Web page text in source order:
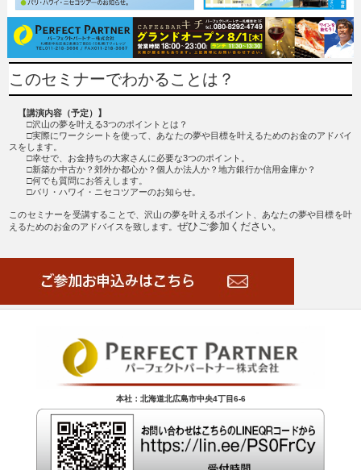
このセミナーでわかることは？
【講演内容（予定）】
□沢山の夢を叶える3つのポイントとは？
□実際にワークシートを使って、あなたの夢や目標を叶えるためのお金のアドバイ
スをします。
□幸せで、お金持ちの大家さんに必要な3つのポイント。
□新築か中古か？郊外か都心か？個人か法人か？地方銀行か信用金庫か？
□何でも質問にお答えします。
□バリ・ハワイ・ニセコツアーのお知らせ。
このセミナーを受講することで、沢山の夢を叶えるポイント、あなたの夢や目標を叶
えるためのお金のアドバイスを致します。ぜひご参加ください。
本社：北海道北広島市中央4丁目6-6